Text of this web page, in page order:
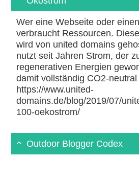
Wer eine Webseite oder
verbraucht Ressourcen.
wird von united domains
nutzt seit Jahren Strom, der
regenerativen Energien
damit vollständig CO2-neutral
https://www.united-
domains.de/blog/2019/07/
100-oekostrom/
Outdoor Blogger Codex